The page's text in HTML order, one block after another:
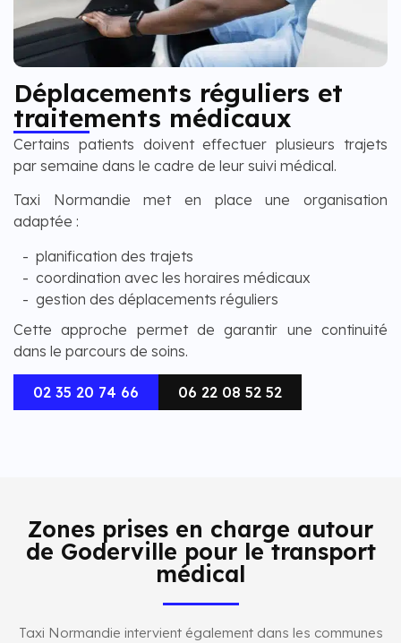
Déplacements réguliers et
traitements médicaux
Certains patients doivent effectuer plusieurs trajets
par semaine dans le cadre de leur suivi médical.
Taxi Normandie met en place une organisation
adaptée :
planification des trajets
coordination avec les horaires médicaux
gestion des déplacements réguliers
Cette approche permet de garantir une continuité
dans le parcours de soins.
02 35 20 74 66 06 22 08 52 52
Zones prises en charge autour
de Goderville pour le transport
médical
Taxi Normandie intervient également dans les communes